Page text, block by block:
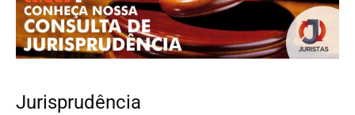
Jurisprudência